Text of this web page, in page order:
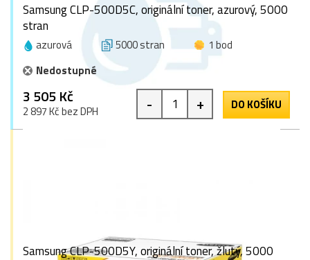
Samsung CLP-500D5C, originální toner, azurový, 5000
stran
azurová 5000 stran
1 bod
Nedostupné
3 505 Kč
2 897 Kč bez DPH - + DO KOŠÍKU
Samsung CLP-500D5Y, originální toner, žlutý, 5000